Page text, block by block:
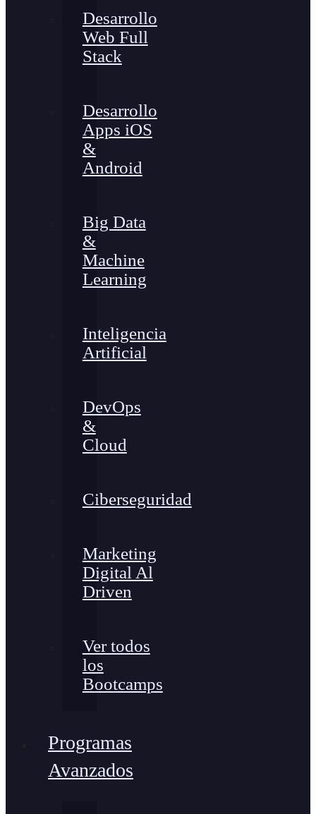
Desarrollo
Web Full
Stack
Desarrollo
Apps iOS
&
Android
Big Data
&
Machine
Learning
Inteligencia
Artificial
DevOps
&
Cloud
Ciberseguridad
Marketing
Digital Al
Driven
Ver todos
los
Bootcamps
Programas
Avanzados